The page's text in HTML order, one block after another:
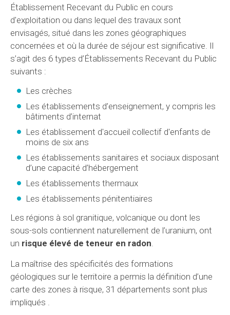
Établissement Recevant du Public en cours
d'exploitation ou dans lequel des travaux sont
envisagés, situé dans les zones géographiques
concernées et où la durée de séjour est significative. Il
s’agit des 6 types d’Établissements Recevant du Public
suivants :
Les crèches
Les établissements d’enseignement, y compris les
bâtiments d’internat
Les établissement d'accueil collectif d'enfants de
moins de six ans
Les établissements sanitaires et sociaux disposant
d’une capacité d’hébergement
Les établissements thermaux
Les établissements pénitentiaires
Les régions à sol granitique, volcanique ou dont les
sous-sols contiennent naturellement de l’uranium, ont
un risque élevé de teneur en radon
La maîtrise des spécificités des formations
géologiques sur le territoire a permis la définition d’une
carte des zones à risque, 31 départements sont plus
impliqués .